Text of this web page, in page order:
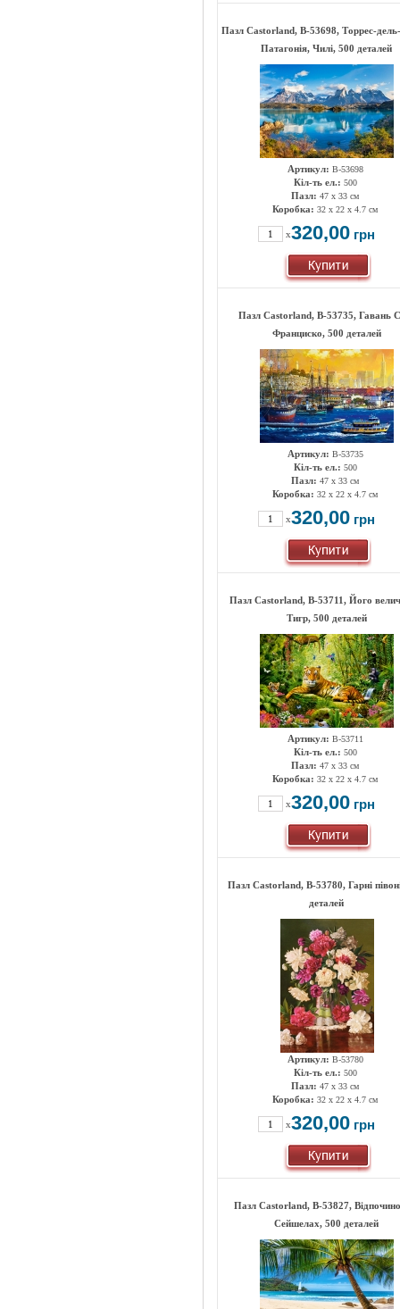
Пазл Castorland, B-53698, Торрес-
Патагонія, Чилі, 500 деталей
Артикул: B-53698
Кіл-ть ел.: 500
Пазл: 47 х 33 см
Коробка: 32 x 22 x 4.7 см
x320,00 грн
Пазл Castorland, B-53735, Гавань
Франциско, 500 деталей
Артикул: B-53735
Кіл-ть ел.: 500
Пазл: 47 х 33 см
Коробка: 32 x 22 x 4.7 см
x320,00 грн
Пазл Castorland, B-53711, Його
Тигр, 500 деталей
Артикул: B-53711
Кіл-ть ел.: 500
Пазл: 47 х 33 см
Коробка: 32 x 22 x 4.7 см
x320,00 грн
Пазл Castorland, B-53780, Гарні
деталей
Артикул: B-53780
Кіл-ть ел.: 500
Пазл: 47 х 33 см
Коробка: 32 x 22 x 4.7 см
x320,00 грн
Пазл Castorland, B-53827,
Сейшелах, 500 деталей